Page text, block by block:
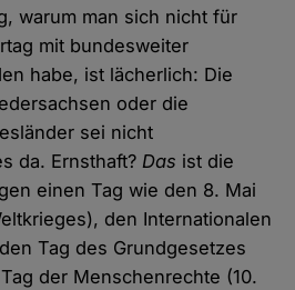
warum man sich nicht für
mit bundesweiter
habe, ist lächerlich: Die
oder die
sei nicht
da. Ernsthaft?Das ist die
einen Tag wie den 8. Mai
den Internationalen
Tag des Grundgesetzes
der Menschenrechte (10.